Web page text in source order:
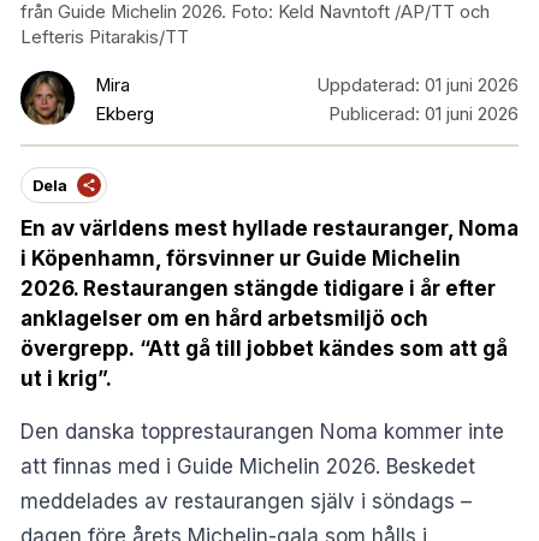
från Guide Michelin 2026. Foto: Keld Navntoft /AP/TT och
Lefteris Pitarakis/TT
Mira
Ekberg
Uppdaterad: 01 juni 2026
Publicerad: 01 juni 2026
Dela
En av världens mest hyllade restauranger, Noma
i Köpenhamn, försvinner ur Guide Michelin
2026. Restaurangen stängde tidigare i år efter
anklagelser om en hård arbetsmiljö och
övergrepp. “Att gå till jobbet kändes som att gå
ut i krig”.
Den danska topprestaurangen Noma kommer inte
att finnas med i Guide Michelin 2026. Beskedet
meddelades av restaurangen själv i söndags –
dagen före årets Michelin-gala som hålls i